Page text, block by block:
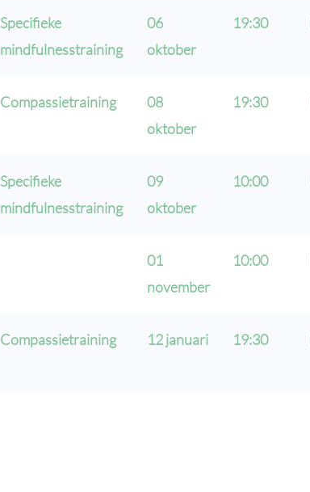
Specifieke
mindfulnesstraining
06
oktober
19:30
Compassietraining
08
oktober
19:30
Specifieke
mindfulnesstraining
09
oktober
10:00
01
november
10:00
Compassietraining 12 januari 19:30